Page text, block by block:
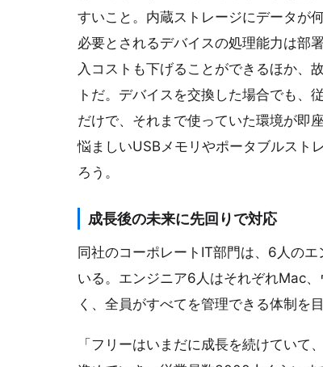
すいこと。内蔵ストレージにデータが
必要とされるデバイスの処理能力は部
入コストも下げることができるほか、
トだ。デバイスを交換した場合でも、
だけで、それまで使っていた環境が即
悩ましいUSBメモリやポータブルスト
ろう。
成長後の未来に先回りで対応
同社のコーポレートIT部門は、6人の
いる。エンジニア6人はそれぞれMac
く、全員がすべてを管理できる体制を
「フリーはいまだに成長を続けてい